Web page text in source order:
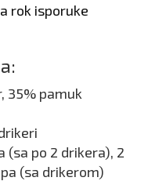
rok isporuke
35% pamuk
(sa po 2 drikera), 2
(sa drikerom)